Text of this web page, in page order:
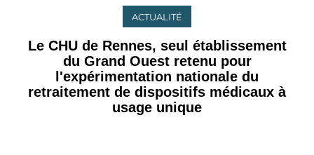
ACTUALITÉ
Le CHU de Rennes, seul établissement
du Grand Ouest retenu pour
l'expérimentation nationale du
retraitement de dispositifs médicaux à
usage unique